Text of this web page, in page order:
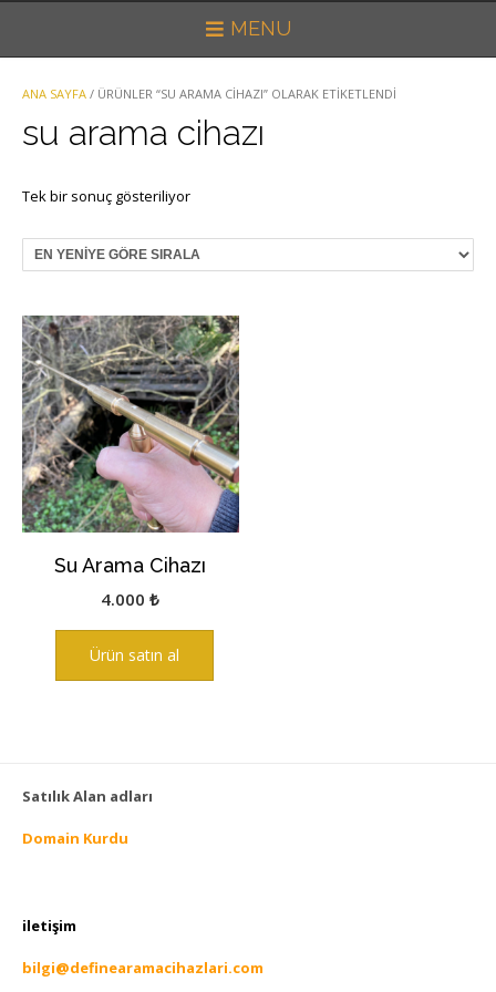
MENU
ANA SAYFA / ÜRÜNLER “SU ARAMA CIHAZI” OLARAK ETIKETLENDI
su arama cihazı
Tek bir sonuç gösteriliyor
Su Arama Cihazı
4.000₺
Ürün satın al
Satılık Alan adları
Domain Kurdu
iletişim
bilgi@definearamacihazlari.com